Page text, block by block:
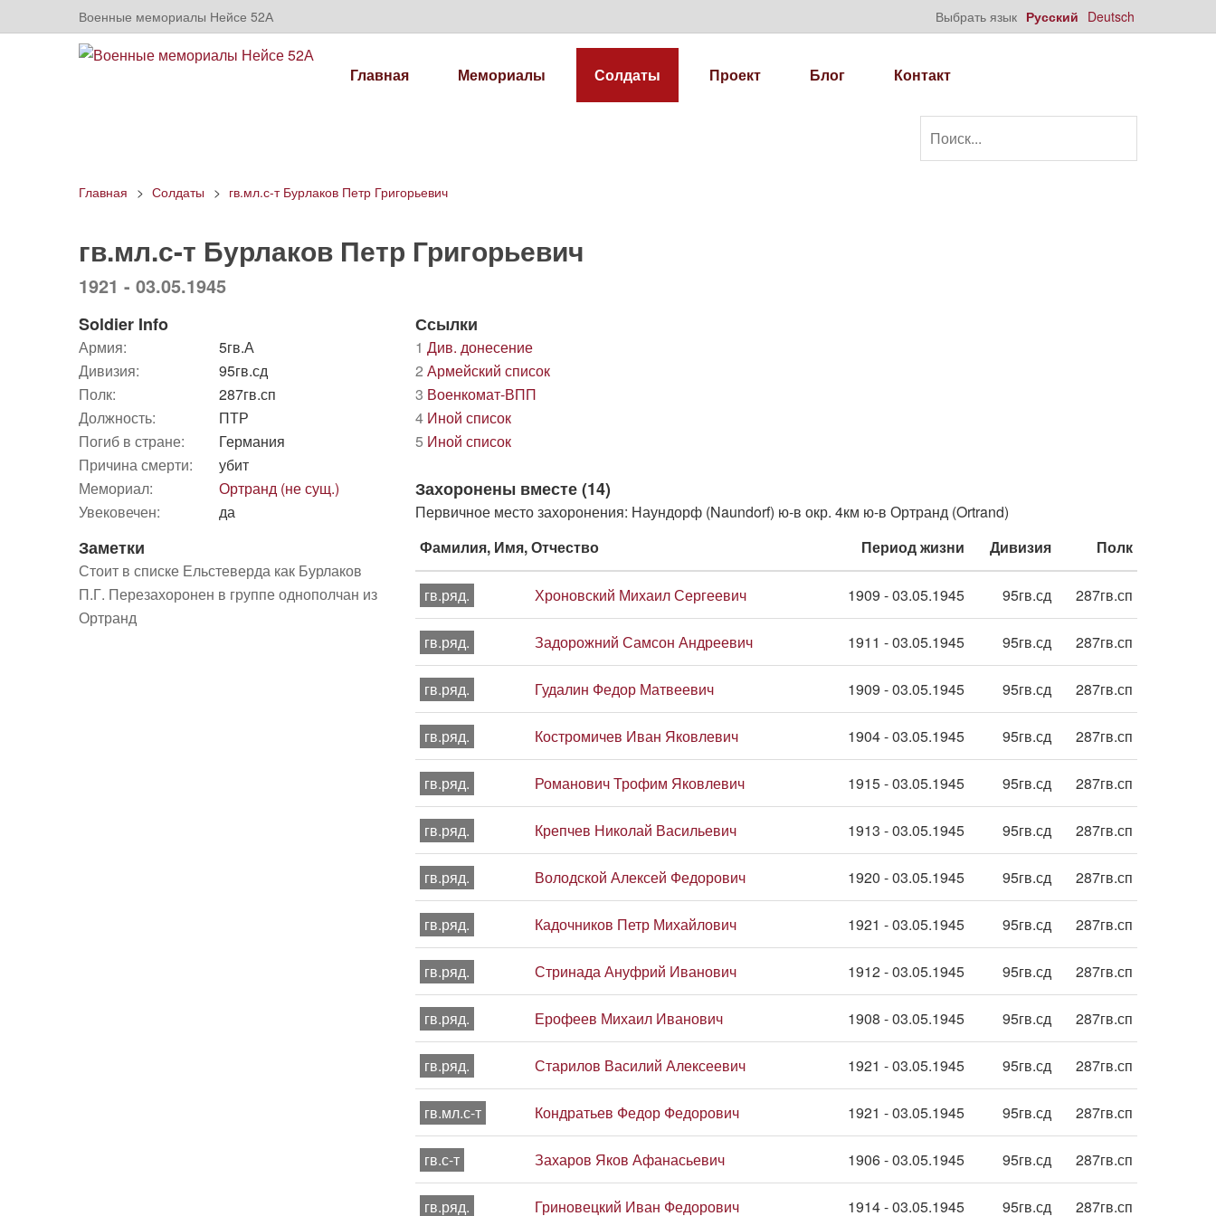
Военные мемориалы Нейсе 52А Выбрать язык Русский Deutsch
Главная Мемориалы Солдаты Проект Блог Контакт
Главная Солдаты гв.мл.с-т Бурлаков Петр Григорьевич
гв.мл.с-т Бурлаков Петр Григорьевич
1921 - 03.05.1945
Soldier Info
Армия:
5гв.А
Дивизия:
95гв.сд
Полк:
287гв.сп
Должность:
ПТР
Погиб в стране:
Германия
Причина смерти:
убит
Мемориал:
Ортранд (не сущ.)
Увековечен:
да
Заметки
Стоит в списке Ельстеверда как Бурлаков
П.Г. Перезахоронен в группе однополчан из
Ортранд
Ссылки
1 Див. донесение
2 Армейский список
3 Военкомат-ВПП
4 Иной список
5 Иной список
Захоронены вместе (14)
Первичное место захоронения: Наундорф (Naundorf) ю-в окр. 4км ю-в Ортранд (Ortrand)
Фамилия, Имя, Отчество
Период жизни Дивизия Полк
гв.ряд. Хроновский Михаил Сергеевич 1909 - 03.05.1945 95гв.сд 287гв.сп
гв.ряд. Задорожний Самсон Андреевич 1911 - 03.05.1945 95гв.сд 287гв.сп
гв.ряд. Гудалин Федор Матвеевич 1909 - 03.05.1945 95гв.сд 287гв.сп
гв.ряд. Костромичев Иван Яковлевич 1904 - 03.05.1945 95гв.сд 287гв.сп
гв.ряд. Романович Трофим Яковлевич 1915 - 03.05.1945 95гв.сд 287гв.сп
гв.ряд. Крепчев Николай Васильевич 1913 - 03.05.1945 95гв.сд 287гв.сп
гв.ряд. Володской Алексей Федорович 1920 - 03.05.1945 95гв.сд 287гв.сп
гв.ряд. Кадочников Петр Михайлович 1921 - 03.05.1945 95гв.сд 287гв.сп
гв.ряд. Стринада Ануфрий Иванович 1912 - 03.05.1945 95гв.сд 287гв.сп
гв.ряд. Ерофеев Михаил Иванович 1908 - 03.05.1945 95гв.сд 287гв.сп
гв.ряд. Старилов Василий Алексеевич 1921 - 03.05.1945 95гв.сд 287гв.сп
гв.мл.с-т Кондратьев Федор Федорович 1921 - 03.05.1945 95гв.сд 287гв.сп
гв.с-т Захаров Яков Афанасьевич 1906 - 03.05.1945 95гв.сд 287гв.сп
гв.ряд. Гриновецкий Иван Федорович 1914 - 03.05.1945 95гв.сд 287гв.сп